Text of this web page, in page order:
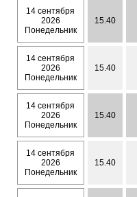
14 сентября
2026
Понедельник
15.40
14 сентября
2026
Понедельник
15.40
14 сентября
2026
Понедельник
15.40
14 сентября
2026
Понедельник
15.40